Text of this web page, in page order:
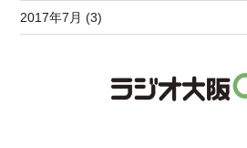
2017年7月 (3)